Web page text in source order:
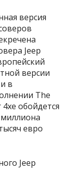
версия
Jeep
версии
в
The
обойдется
евро